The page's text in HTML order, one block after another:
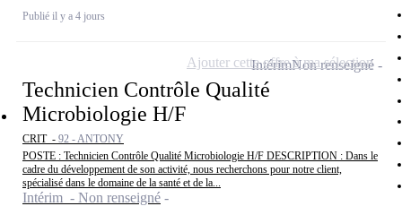
Publié il y a 4 jours
Technicien Contrôle Qualité
Microbiologie H/F
CRIT - 92 - ANTONY
POSTE : Technicien Contrôle Qualité Microbiologie H/F DESCRIPTION : Dans le
cadre du développement de son activité, nous recherchons pour notre client,
spécialisé dans le domaine de la santé et de la...
Intérim - Non renseigné
IntérimNon renseigné
Ajouter cette offre à ma sélection